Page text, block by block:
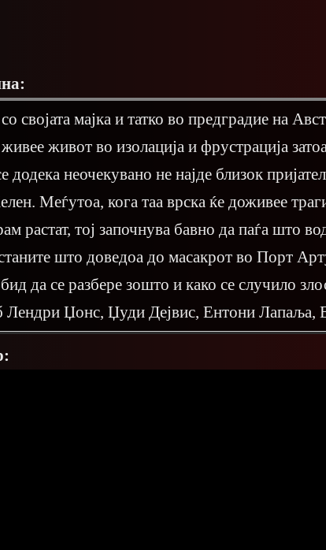
својата мајка и татко во предградие на
живот во изолација и фрустрација
додека неочекувано не најде близок
Меѓутоа, кога таа врска ќе доживее
растат, тој започнува бавно да паѓа што
што доведоа до масакрот во Порт
да се разбере зошто и како се случило
Лендри Џонс, Џуди Дејвис, Ентони Лапаља,